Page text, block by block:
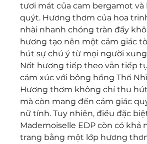
tươi mát của cam bergamot và
quýt. Hương thơm của hoa
nhài nhanh chóng tràn đầy
hương tạo nên một cảm giác
hút sự chú ý từ mọi người
Nốt hương tiếp theo vẫn tiếp
cảm xúc với bông hồng Thổ
Hương thơm không chỉ thu
mà còn mang đến cảm giác
nữ tính. Tuy nhiên, điều đặc
Mademoiselle EDP còn có khả
trang bằng một lớp hương